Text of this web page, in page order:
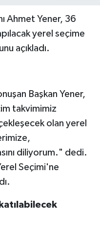
Ahmet Yener, 36
yerel seçime
açıkladı.
Başkan Yener,
takvimimiz
olan yerel
diliyorum." dedi.
Seçimi'ne